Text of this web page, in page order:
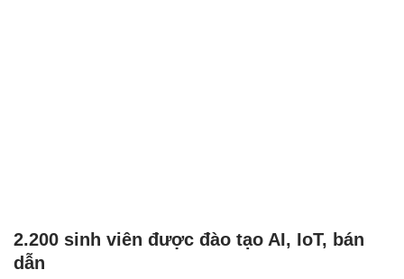
2.200 sinh viên được đào tạo AI, IoT, bán
dẫn